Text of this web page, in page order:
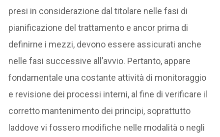
presi in considerazione dal titolare nelle fasi di
pianificazione del trattamento e ancor prima di
definirne i mezzi, devono essere assicurati anche
nelle fasi successive all’avvio. Pertanto, appare
fondamentale una costante attività di monitoraggio
e revisione dei processi interni, al fine di verificare il
corretto mantenimento dei principi, soprattutto
laddove vi fossero modifiche nelle modalità o negli